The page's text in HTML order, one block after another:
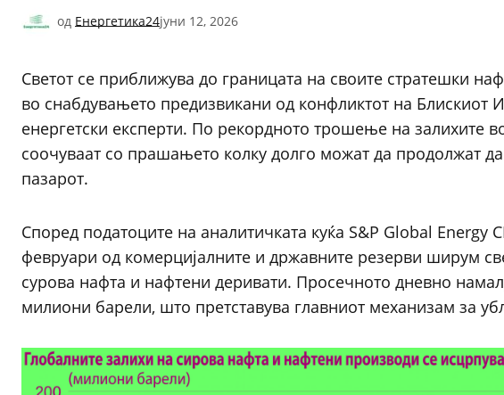
од Енергетика24јуни 12, 2026
Светот се приближува до границата на своите стратешки
во снабдувањето предизвикани од конфликтот на Блискиот
енергетски експерти. По рекордното трошење на залихите
соочуваат со прашањето колку долго можат да продолжат
пазарот.
Според податоците на аналитичката куќа S&P Global Energy
февруари од комерцијалните и државните резерви ширум
сурова нафта и нафтени деривати. Просечното дневно
милиони барели, што претставува главниот механизам за